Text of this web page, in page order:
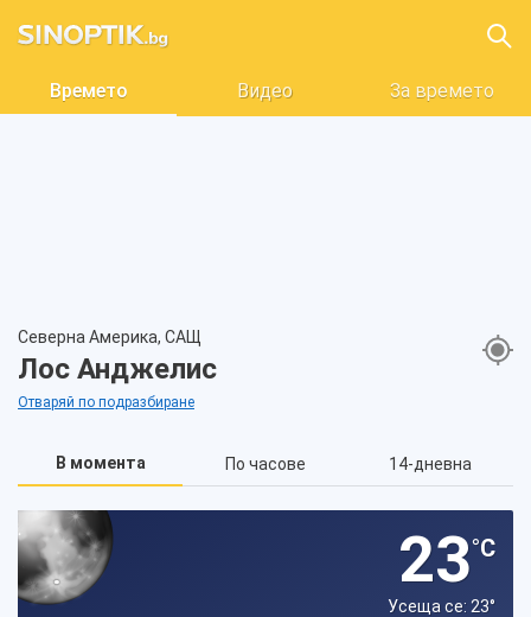
Времето Видео За времето
Северна Америка, САЩ
Лос Анджелис
Отваряй по подразбиране
В момента По часове 14-дневна
23°C
Усеща се: 23°